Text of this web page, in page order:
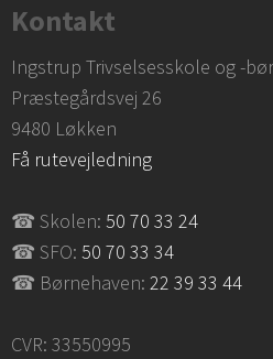
Kontakt
Ingstrup Trivselsesskole og -
​Præstegårdsvej 26
​9480 Løkken
Få rutevejledning
☎ Skolen: 50 70 33 24
☎ SFO: 50 70 33 34
☎ Børnehaven: 22 39 33 44
CVR: 33550995 ​